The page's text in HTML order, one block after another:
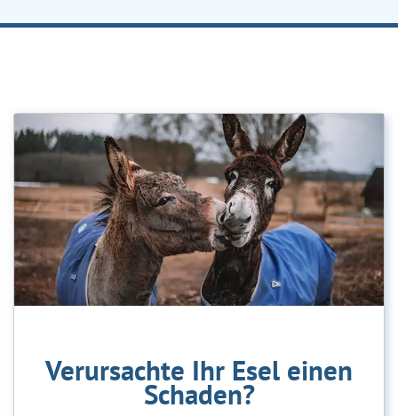
Verursachte Ihr Esel einen
Schaden?